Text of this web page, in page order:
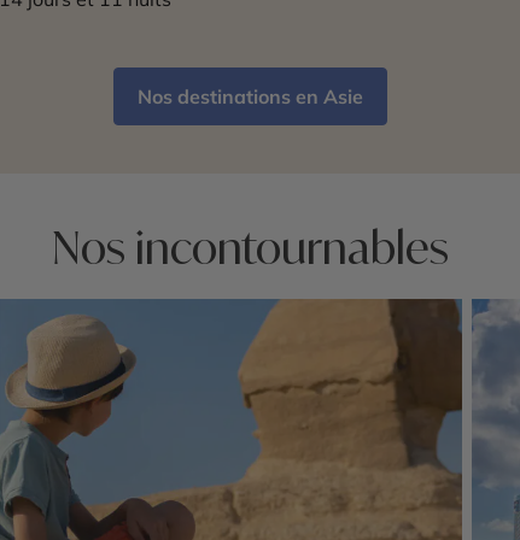
Nos destinations en Asie
Nos incontournables